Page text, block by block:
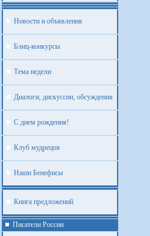
Новости и объявления
Блиц-конкурсы
Тема недели
Диалоги, дискуссии, обсуждения
С днем рождения!
Клуб мудрецов
Наши Бенефисы
Книга предложений
Писатели России